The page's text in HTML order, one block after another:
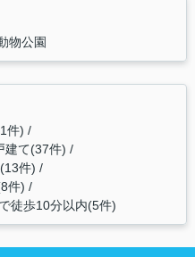
物公園
件)
建て(37件)
件)
件)
徒歩10分以内(5件)